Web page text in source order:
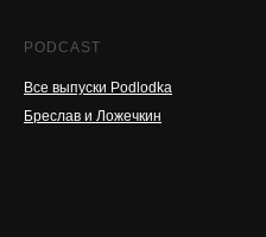
PODCAST
Все выпуски Podlodka
Бреслав и Ложечкин